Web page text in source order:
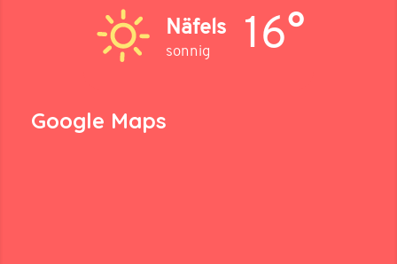
Näfels
sonnig 16°
Google Maps